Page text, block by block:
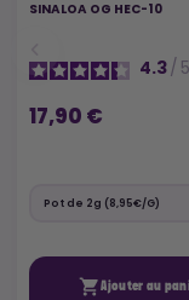
SINALOA OG HEC-10
4.3/ 5
17,90 €
Ajouter au